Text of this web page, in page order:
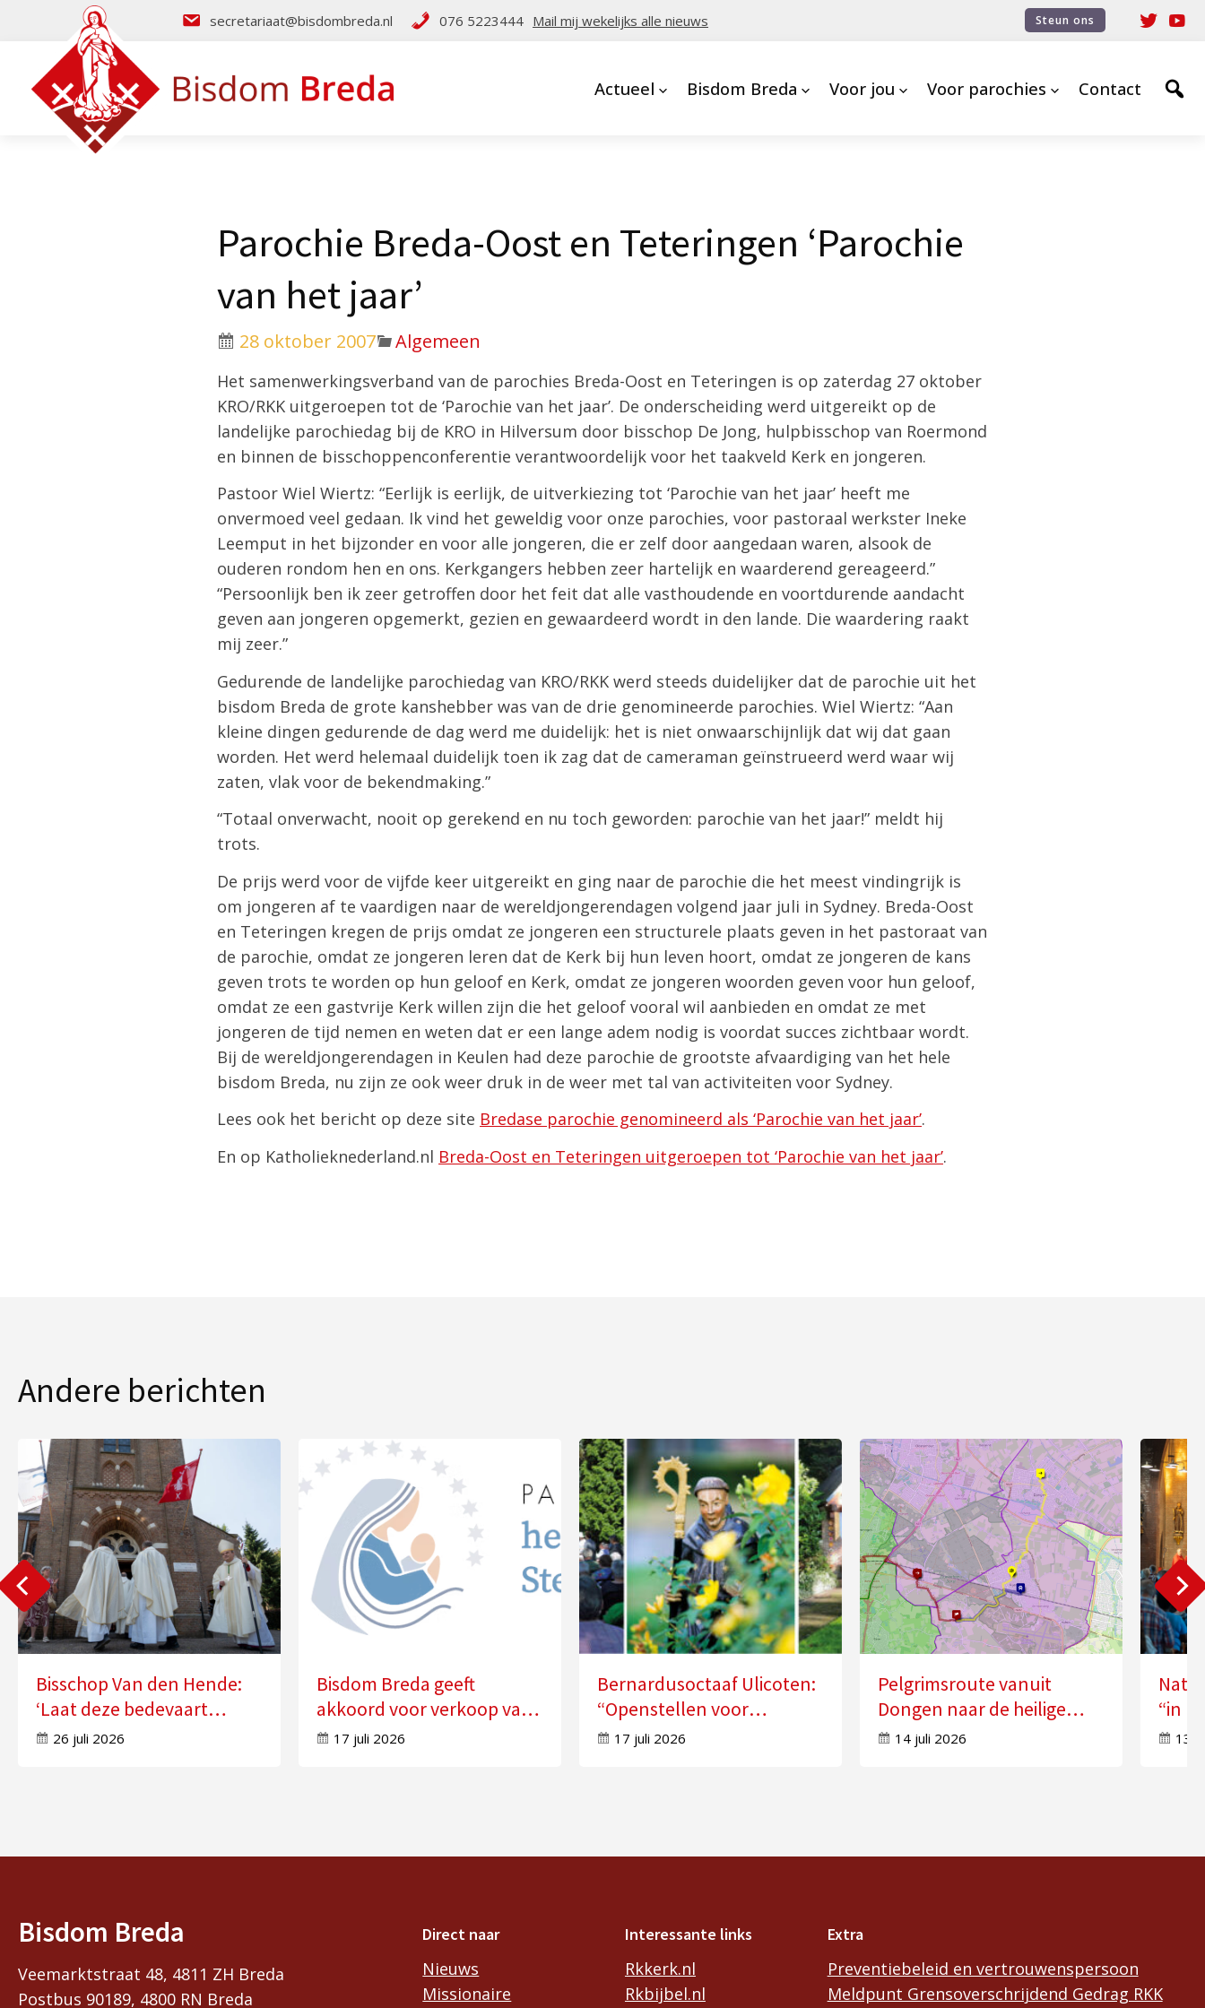
secretariaat@bisdombreda.nl 076 5223444 Mail mij wekelijks alle nieuws Steun ons
Actueel Bisdom Breda Voor jou Voor parochies Contact
Parochie Breda-Oost en Teteringen ‘Parochie
van het jaar’
28 oktober 2007 Algemeen
Het samenwerkingsverband van de parochies Breda-Oost en Teteringen is op zaterdag 27 oktober
KRO/RKK uitgeroepen tot de ‘Parochie van het jaar’. De onderscheiding werd uitgereikt op de
landelijke parochiedag bij de KRO in Hilversum door bisschop De Jong, hulpbisschop van Roermond
en binnen de bisschoppenconferentie verantwoordelijk voor het taakveld Kerk en jongeren.
Pastoor Wiel Wiertz: “Eerlijk is eerlijk, de uitverkiezing tot ‘Parochie van het jaar’ heeft me
onvermoed veel gedaan. Ik vind het geweldig voor onze parochies, voor pastoraal werkster Ineke
Leemput in het bijzonder en voor alle jongeren, die er zelf door aangedaan waren, alsook de
ouderen rondom hen en ons. Kerkgangers hebben zeer hartelijk en waarderend gereageerd.”
“Persoonlijk ben ik zeer getroffen door het feit dat alle vasthoudende en voortdurende aandacht
geven aan jongeren opgemerkt, gezien en gewaardeerd wordt in den lande. Die waardering raakt
mij zeer.”
Gedurende de landelijke parochiedag van KRO/RKK werd steeds duidelijker dat de parochie uit het
bisdom Breda de grote kanshebber was van de drie genomineerde parochies. Wiel Wiertz: “Aan
kleine dingen gedurende de dag werd me duidelijk: het is niet onwaarschijnlijk dat wij dat gaan
worden. Het werd helemaal duidelijk toen ik zag dat de cameraman geïnstrueerd werd waar wij
zaten, vlak voor de bekendmaking.”
“Totaal onverwacht, nooit op gerekend en nu toch geworden: parochie van het jaar!” meldt hij
trots.
De prijs werd voor de vijfde keer uitgereikt en ging naar de parochie die het meest vindingrijk is
om jongeren af te vaardigen naar de wereldjongerendagen volgend jaar juli in Sydney. Breda-Oost
en Teteringen kregen de prijs omdat ze jongeren een structurele plaats geven in het pastoraat van
de parochie, omdat ze jongeren leren dat de Kerk bij hun leven hoort, omdat ze jongeren de kans
geven trots te worden op hun geloof en Kerk, omdat ze jongeren woorden geven voor hun geloof,
omdat ze een gastvrije Kerk willen zijn die het geloof vooral wil aanbieden en omdat ze met
jongeren de tijd nemen en weten dat er een lange adem nodig is voordat succes zichtbaar wordt.
Bij de wereldjongerendagen in Keulen had deze parochie de grootste afvaardiging van het hele
bisdom Breda, nu zijn ze ook weer druk in de weer met tal van activiteiten voor Sydney.
Lees ook het bericht op deze site Bredase parochie genomineerd als ‘Parochie van het jaar’.
En op Katholieknederland.nl Breda-Oost en Teteringen uitgeroepen tot ‘Parochie van het jaar’.
Andere berichten
Bisschop Van den Hende:
‘Laat deze bedevaart
doorwerken in uw leven’
26 juli 2026
Bisdom Breda geeft
akkoord voor verkoop van
zes kerken
17 juli 2026
Bernardusoctaaf Ulicoten:
“Openstellen voor
veranderingen in je leven”
17 juli 2026
Pelgrimsroute vanuit
Dongen naar de heilige
Anna in Molenschot
14 juli 2026
“in
13
Bisdom Breda
Veemarktstraat 48, 4811 ZH Breda
Postbus 90189, 4800 RN Breda
Direct naar
Nieuws
Missionaire
Interessante links
Rkkerk.nl
Rkbijbel.nl
Extra
Preventiebeleid en vertrouwenspersoon
Meldpunt Grensoverschrijdend Gedrag RKK